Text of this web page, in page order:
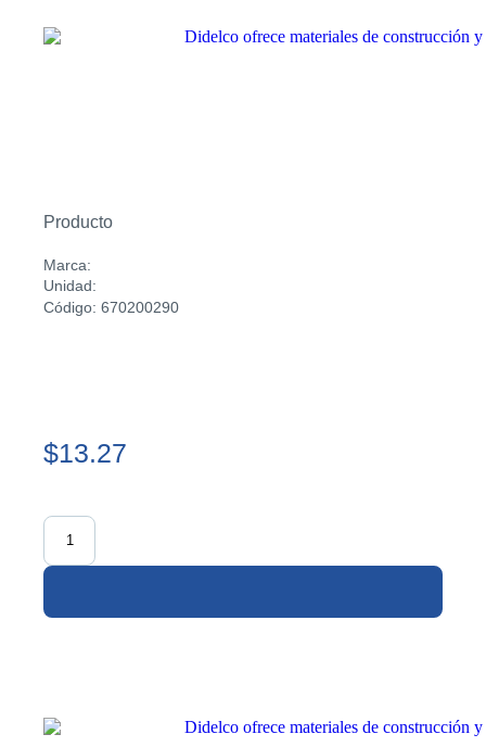
Producto
Marca:
Unidad:
Código: 670200290
$13.27